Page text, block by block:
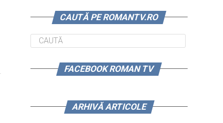
CAUTĂ PE ROMANTV.RO
FACEBOOK ROMAN TV
ARHIVĂ ARTICOLE